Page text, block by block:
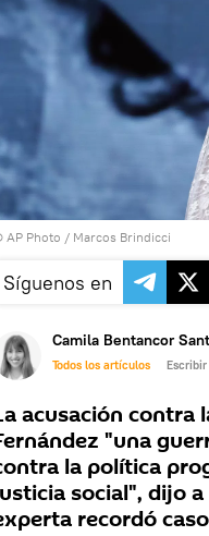
AP Photo / Marcos Brindicci
Síguenos en
Camila Bentancor
Todos los artículos
acusación contra
"una
la política
social", dijo
recordó